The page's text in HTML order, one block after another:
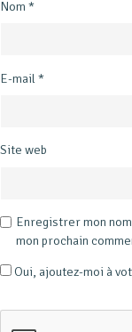
Nom *
E-mail*
Site web
Enregistrer mon
mon prochain
Oui, ajoutez-moi à